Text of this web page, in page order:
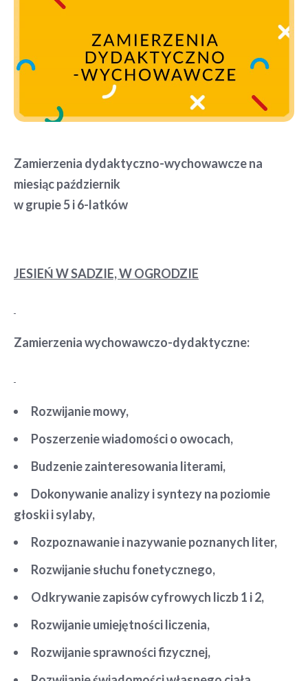
Zamierzenia dydaktyczno-wychowawcze na
miesiąc październik
w grupie 5 i 6-latków
JESIEŃ W SADZIE, W OGRODZIE
Zamierzenia wychowawczo-dydaktyczne:
Rozwijanie mowy,
Poszerzenie wiadomości o owocach,
Budzenie zainteresowania literami,
Dokonywanie analizy i syntezy na poziomie
głoski i sylaby,
Rozpoznawanie i nazywanie poznanych liter,
Rozwijanie słuchu fonetycznego,
Odkrywanie zapisów cyfrowych liczb 1 i 2,
Rozwijanie umiejętności liczenia,
Rozwijanie sprawności fizycznej,